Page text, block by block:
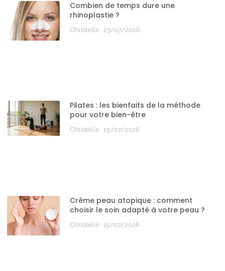
Combien de temps dure une
rhinoplastie ?
Christelle 23/07/2026
Pilates : les bienfaits de la méthode
pour votre bien-être
Christelle 15/07/2026
Crème peau atopique : comment
choisir le soin adapté à votre peau ?
Christelle 15/07/2026